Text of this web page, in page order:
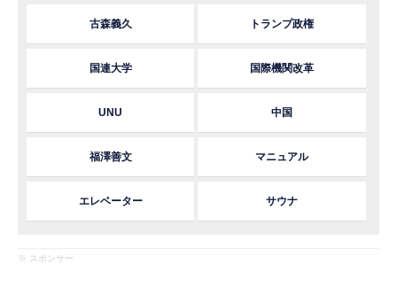
古森義久 トランプ政権
国連大学 国際機関改革
UNU 中国
福澤善文 マニュアル
エレベーター サウナ
※ スポンサー